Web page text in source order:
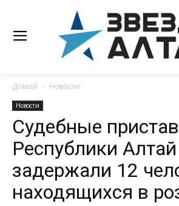
Домой Новости
Новости
Судебные
Республики Алтай
задержали 12
находящихся в